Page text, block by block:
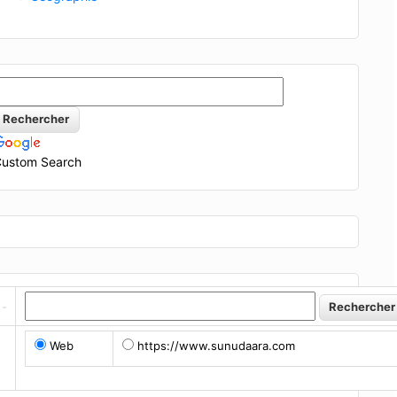
CO2=VCO2VMCO2 (CNTP)⇒6×mC
Search
Web https://www.sunudaara.com